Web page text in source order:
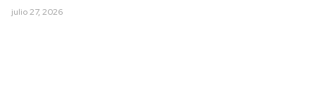
julio 27, 2026